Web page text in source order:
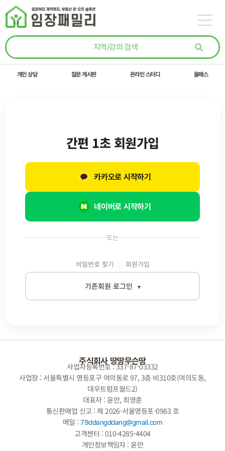
콘텐츠로
건너뛰기
개인 상담 질문 게시판 온라인 스터디 올패스
또는
비밀번호 찾기 회원가입
기존회원 로그인 ▾
로그인
간편 1초 회원가입
네이버로 시작하기
카카오로 시작하기
주식회사 땅땅무슨땅
사업자등록번호 : 337-87-03332
사업장 : 서울특별시 영등포구 여의동로 97, 3층 비310호(여의도동,
대우트럼프월드2)
대표자 : 윤만, 최영훈
통신판매업 신고 : 제 2026-서울영등포-0983 호
메일 :79ddangddang@gmail.com
고객센터 : 010-4285-4404
개인정보책임자 : 윤만